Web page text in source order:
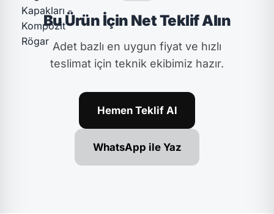
Bu Ürün İçin Net Teklif Alın
Adet bazlı en uygun fiyat ve hızlı
teslimat için teknik ekibimiz hazır.
Hemen Teklif Al
WhatsApp ile Yaz